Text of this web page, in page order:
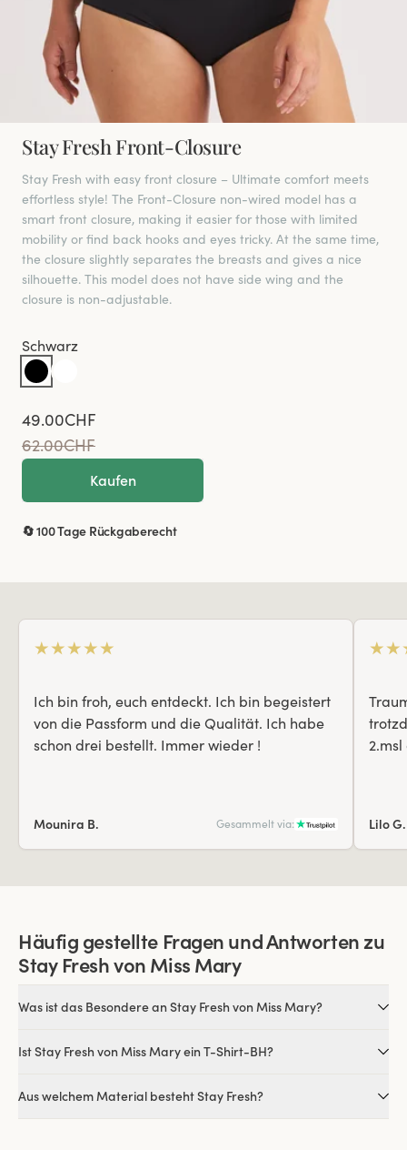
Stay Fresh Front-Closure
Stay Fresh with easy front closure – Ultimate comfort meets
effortless style! The Front-Closure non-wired model has a
smart front closure, making it easier for those with limited
mobility or find back hooks and eyes tricky. At the same time,
the closure slightly separates the breasts and gives a nice
silhouette. This model does not have side wing and the
closure is non-adjustable.
Schwarz
49.00CHF
62.00CHF
Kaufen
🔄 100 Tage Rückgaberecht
★★★★★
Ich bin froh, euch entdeckt. Ich bin begeistert
von die Passform und die Qualität. Ich habe
schon drei bestellt. Immer wieder !
Mounira B. Gesammelt via:
★★
Lilo G.
Häufig gestellte Fragen und Antworten zu
Stay Fresh von Miss Mary
Was ist das Besondere an Stay Fresh von Miss Mary?
Ist Stay Fresh von Miss Mary ein T-Shirt-BH?
Aus welchem Material besteht Stay Fresh?